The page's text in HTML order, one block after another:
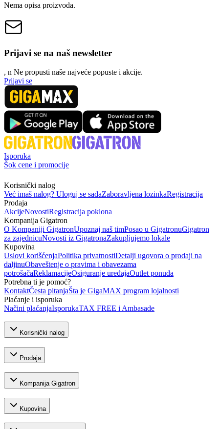
Nema opisa proizvoda.
Prijavi se na naš newsletter
, n Ne propusti naše najveće popuste i akcije.
Prijavi se
Isporuka
Šok cene i promocije
Korisnički nalog
Već imaš nalog? Uloguj se sadaZaboravljena lozinkaRegistracija
Prodaja
AkcijeNovostiRegistracija poklona
Kompanija Gigatron
O Kompaniji GigatronUpoznaj naš timPosao u GigatronuGigatron
za zajednicuNovosti iz GigatronaZakupljujemo lokale
Kupovina
Uslovi korišćenjaPolitika privatnostiDetalji ugovora o prodaji na
daljinuObaveštenje o pravima i obavezama
potrošačaReklamacijeOsiguranje uređajaOutlet ponuda
Potrebna ti je pomoć?
KontaktČesta pitanjaŠta je GigaMAX program lojalnosti
Plaćanje i isporuka
Načini plaćanjaIsporukaTAX FREE i Ambasade
Korisnički nalog
Prodaja
Kompanija Gigatron
Kupovina